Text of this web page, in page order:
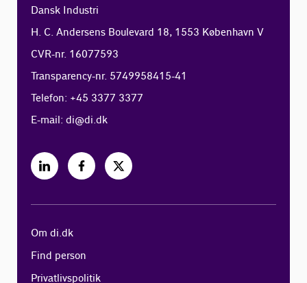
Dansk Industri
H. C. Andersens Boulevard 18, 1553 København V
CVR-nr. 16077593
Transparency-nr. 5749958415-41
Telefon: +45 3377 3377
E-mail:di@di.dk
Om di.dk
Find person
Privatlivspolitik